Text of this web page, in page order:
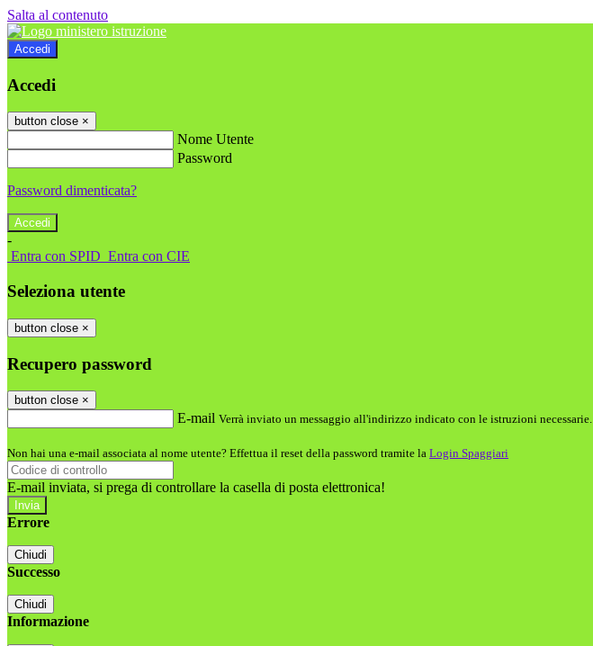
Salta al contenuto
Accedi
Accedi
button close ×
Nome Utente
Password
Password dimenticata?
-
Entra con SPID Entra con CIE
Seleziona utente
button close ×
Recupero password
button close ×
E-mail Verrà inviato un messaggio all'indirizzo indicato con le istruzioni necessarie.
Non hai una e-mail associata al nome utente? Effettua il reset della password tramite la Login Spaggiari
E-mail inviata, si prega di controllare la casella di posta elettronica!
Errore
Chiudi
Successo
Chiudi
Informazione